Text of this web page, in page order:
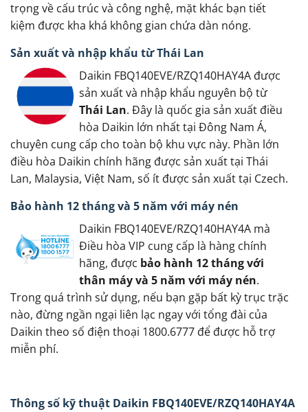
trọng về cấu trúc và công nghệ, mặt khác bạn tiết
kiệm được kha khá không gian chứa dàn nóng.
Sản xuất và nhập khẩu từ Thái Lan
Daikin FBQ140EVE/RZQ140HAY4A được
sản xuất và nhập khẩu nguyên bộ từ
Thái Lan. Đây là quốc gia sản xuất điều
hòa Daikin lớn nhất tại Đông Nam Á,
chuyên cung cấp cho toàn bộ khu vực này. Phần lớn
điều hòa Daikin chính hãng được sản xuất tại Thái
Lan, Malaysia, Việt Nam, số ít được sản xuất tại Czech.
Bảo hành 12 tháng và 5 năm với máy nén
Daikin FBQ140EVE/RZQ140HAY4A mà
Điều hòa VIP cung cấp là hàng chính
hãng, được bảo hành 12 tháng với
thân máy và 5 năm với máy nén.
Trong quá trình sử dụng, nếu bạn gặp bất kỳ trục trặc
nào, đừng ngần ngại liên lạc ngay với tổng đài của
Daikin theo số điện thoại 1800.6777 để được hỗ trợ
miễn phí.
Thông số kỹ thuật Daikin FBQ140EVE/RZQ140HAY4A